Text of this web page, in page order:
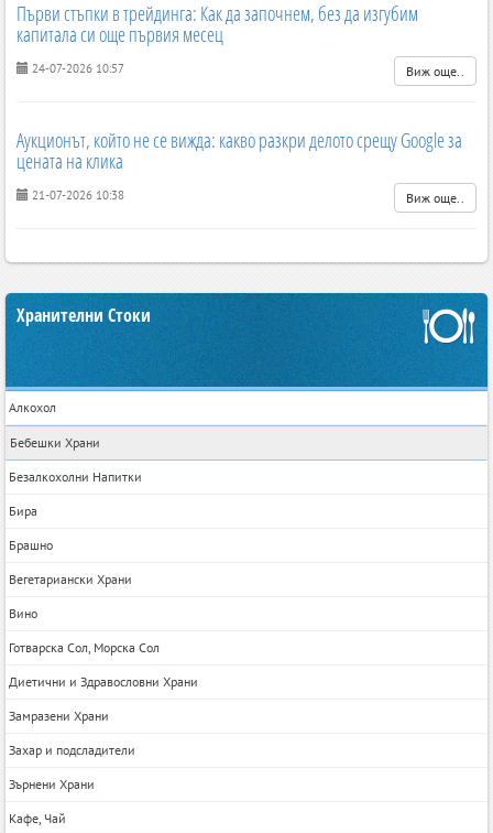
Първи стъпки в трейдинга: Как да започнем, без да изгубим
капитала си още първия месец
24-07-2026 10:57 Виж още..
Аукционът, който не се вижда: какво разкри делото срещу Google за
цената на клика
21-07-2026 10:38 Виж още..
Хранителни Стоки
Алкохол
Бебешки Храни
Безалкохолни Напитки
Бира
Брашно
Вегетариански Храни
Вино
Готварска Сол, Морска Сол
Диетични и Здравословни Храни
Замразени Храни
Захар и подсладители
Зърнени Храни
Кафе, Чай